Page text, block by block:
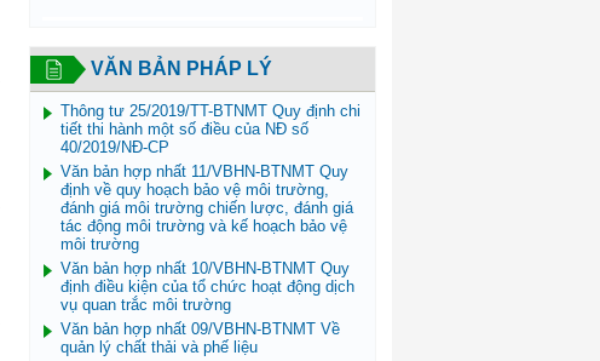
VĂN BẢN PHÁP LÝ
Thông tư 25/2019/TT-BTNMT Quy định chi
tiết thi hành một số điều của NĐ số
40/2019/NĐ-CP
Văn bản hợp nhất 11/VBHN-BTNMT Quy
định về quy hoạch bảo vệ môi trường,
đánh giá môi trường chiến lược, đánh giá
tác động môi trường và kế hoạch bảo vệ
môi trường
Văn bản hợp nhất 10/VBHN-BTNMT Quy
định điều kiện của tổ chức hoạt động dịch
vụ quan trắc môi trường
Văn bản hợp nhất 09/VBHN-BTNMT Về
quản lý chất thải và phế liệu